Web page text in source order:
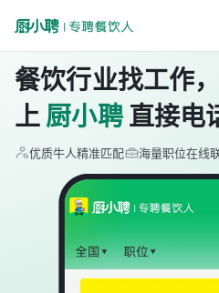
餐饮行业找工作
上 厨小聘 直接电
优质牛人精准匹配 海量职位在线